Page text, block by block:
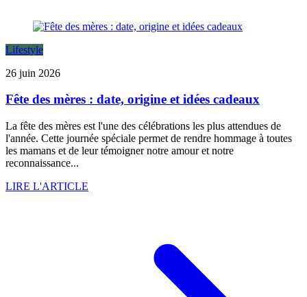
Lifestyle
26 juin 2026
Fête des mères : date, origine et idées cadeaux
La fête des mères est l'une des célébrations les plus attendues de
l'année. Cette journée spéciale permet de rendre hommage à toutes
les mamans et de leur témoigner notre amour et notre
reconnaissance...
LIRE L'ARTICLE